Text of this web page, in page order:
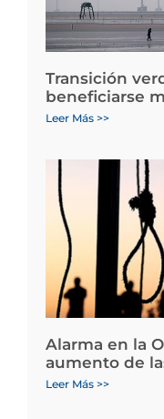
Transición
beneficiarse
Leer Más >>
Alarma en la
aumento de
Leer Más >>